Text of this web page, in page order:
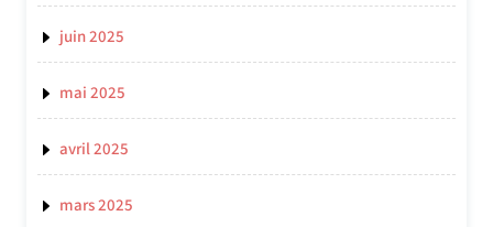
juin 2025
mai 2025
avril 2025
mars 2025